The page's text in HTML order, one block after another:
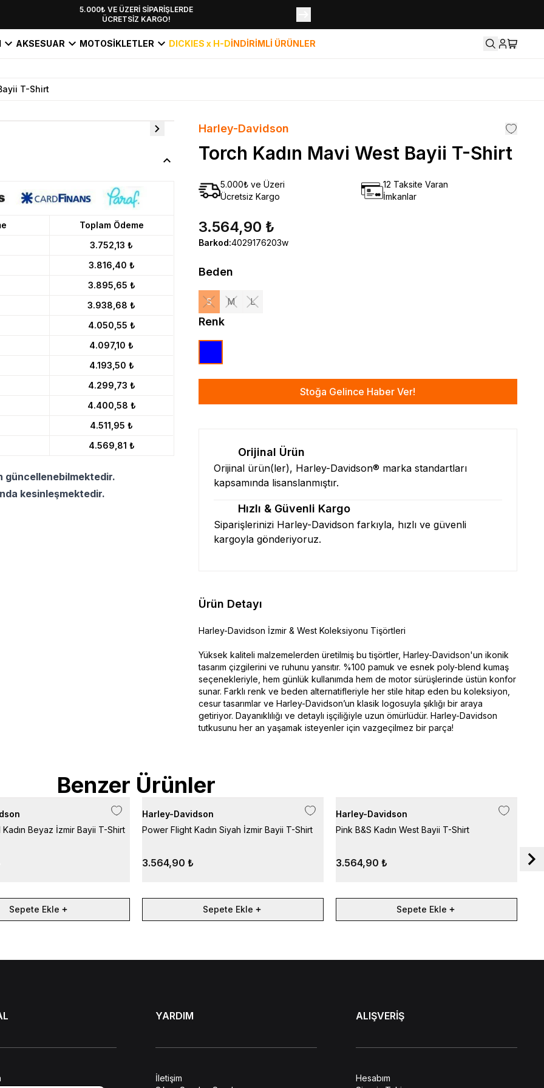
5.000₺ VE ÜZERİ SİPARİŞLERDE
ÜCRETSİZ KARGO!
YENİ SEZON KOLEKSİYONU EKLENDİ,
HEMEN KEŞFET!
AKSESUAR MOTOSİKLETLER DICKIES x H-DİNDİRİMLİ ÜRÜNLER
T-Shirt
Toplam Ödeme
3.752,13 ₺
3.816,40 ₺
3.895,65 ₺
3.938,68 ₺
4.050,55 ₺
4.097,10 ₺
4.193,50 ₺
4.299,73 ₺
4.400,58 ₺
4.511,95 ₺
4.569,81 ₺
güncellenebilmektedir.
kesinleşmektedir.
Harley-Davidson
Torch Kadın Mavi West Bayii T-Shirt
5.000₺ ve Üzeri
Ücretsiz Kargo
12 Taksite Varan
İmkanlar
3.564,90 ₺
Barkod:4029176203w
Beden
S M L
Renk
Stoğa Gelince Haber Ver!
Orijinal Ürün
Orijinal ürün(ler), Harley-Davidson® marka standartları
kapsamında lisanslanmıştır.
Hızlı & Güvenli Kargo
Siparişlerinizi Harley-Davidson farkıyla, hızlı ve güvenli
kargoyla gönderiyoruz.
Ürün Detayı
Harley-Davidson İzmir & West Koleksiyonu Tişörtleri
Yüksek kaliteli malzemelerden üretilmiş bu tişörtler, Harley-Davidson'un ikonik
tasarım çizgilerini ve ruhunu yansıtır. %100 pamuk ve esnek poly-blend kumaş
seçenekleriyle, hem günlük kullanımda hem de motor sürüşlerinde üstün konfor
sunar. Farklı renk ve beden alternatifleriyle her stile hitap eden bu koleksiyon,
cesur tasarımlar ve Harley-Davidson’un klasik logosuyla şıklığı bir araya
getiriyor. Dayanıklılığı ve detaylı işçiliğiyle uzun ömürlüdür. Harley-Davidson
tutkusunu her an yaşamak isteyenler için vazgeçilmez bir parça!
Benzer Ürünler
Beyaz İzmir Bayii T-Shirt
Sepete Ekle
Harley-Davidson
Power Flight Kadın Siyah İzmir Bayii T-Shirt
3.564,90 ₺
Sepete Ekle
Harley-Davidson
Pink B&S Kadın West Bayii T-Shirt
3.564,90 ₺
Sepete Ekle
YARDIM
İletişim
ALIŞVERİŞ
Hesabım